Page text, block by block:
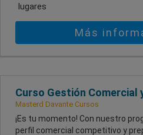
lugares
Más
Curso Gestión Comercial
Masterd Davante Cursos
¡Es tu momento! Con nuestro
perfil comercial competitivo y